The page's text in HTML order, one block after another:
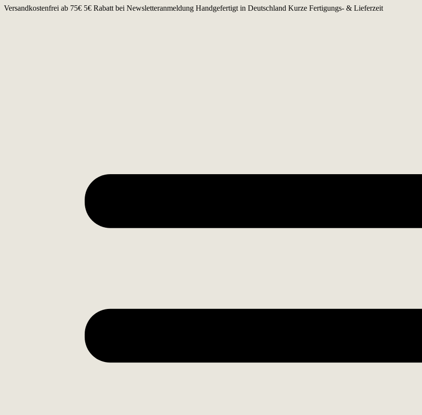
Zum
Versandkostenfrei ab 75€ 5€ Rabatt bei Newsletteranmeldung Handgefertigt in Deutschland Kurze Fertigungs- & Lieferzeit